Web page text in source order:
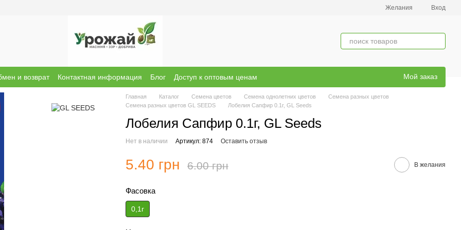
Желания Вход
и возврат Контактная информация Блог
Доступ к оптовым ценам
о магазине Бренди
Мой заказ
Главная Каталог Семена цветов Семена однолетних цветов
Семена разных цветов
Семена разных цветов GL SEEDS
Лобелия Сапфир 0.1г, GL Seeds
Лобелия Сапфир 0.1г, GL Seeds
Нет в наличии Артикул: 874 Оставить отзыв
5.40 грн 6.00 грн В желания
Фасовка
0,1г